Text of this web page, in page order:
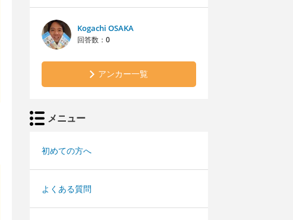
Kogachi OSAKA
回答数： 0
アンカー一覧
メニュー
初めての方へ
よくある質問